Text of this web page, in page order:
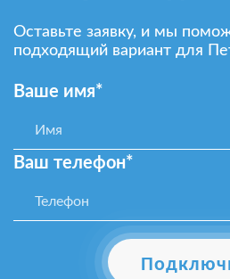
Оставьте заявку, и мы
подходящий вариант для
Ваше имя*
Ваш телефон*